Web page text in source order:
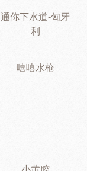
通你下水道-匈牙
利
嘻嘻水枪